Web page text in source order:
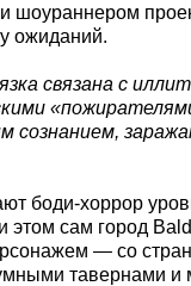
шоураннером
ожиданий.
связана с
сознанием,
боди-хоррор
этом сам город
— со
тавернами и